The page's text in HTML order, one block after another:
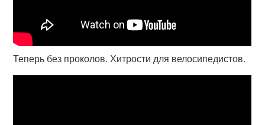
Теперь без проколов. Хитрости для велосипедистов.